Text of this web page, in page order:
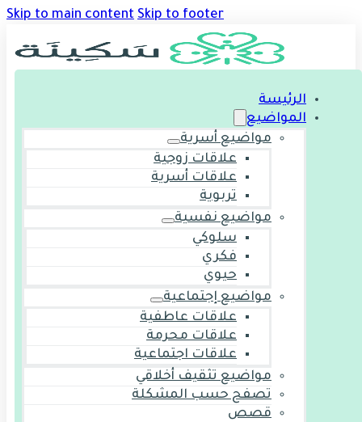
Skip to main content Skip to footer
الرئيسة
المواضيع
مواضيع أسرية
علاقات زوجية
علاقات أسرية
تربوية
مواضيع نفسية
سلوكي
فكري
حيوي
مواضيع إجتماعية
علاقات عاطفية
علاقات محرمة
علاقات اجتماعية
مواضيع تثقيف أخلاقي
تصفح حسب المشكلة
قصص